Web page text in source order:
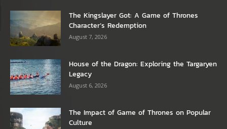
The Kingslayer Got: A Game of Thrones
Character’s Redemption
August 7, 2026
House of the Dragon: Exploring the Targaryen
Legacy
August 6, 2026
The Impact of Game of Thrones on Popular
Culture